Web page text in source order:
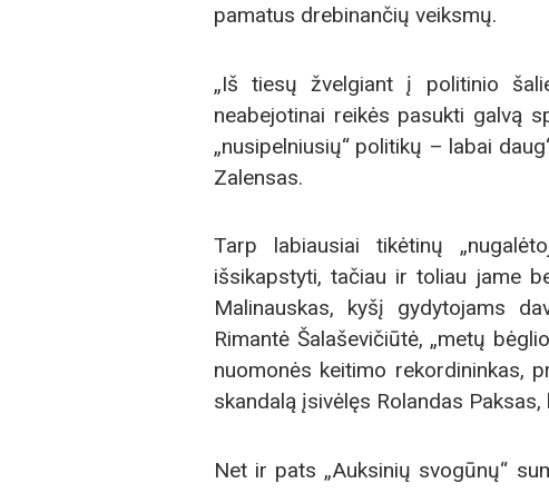
pamatus drebinančių veiksmų.
„Iš tiesų žvelgiant į politinio
neabejotinai reikės pasukti galvą
„nusipelniusių“ politikų – labai
Zalensas.
Tarp labiausiai tikėtinų
išsikapstyti, tačiau ir toliau jame
Malinauskas, kyšį gydytojams
Rimantė Šalaševičiūtė, „metų
nuomonės keitimo rekordininkas,
skandalą įsivėlęs Rolandas
Net ir pats „Auksinių svogūnų“